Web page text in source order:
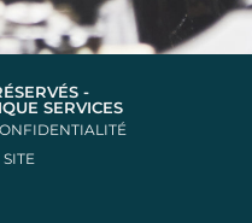
-
SERVICES